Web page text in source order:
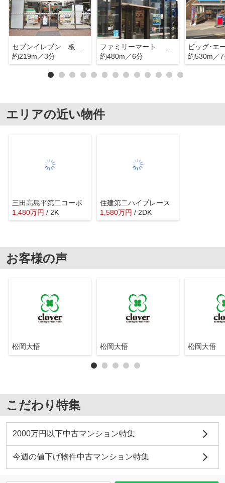
セブンイレブン 板橋東新町若木通り
約219m／3分
ファミリーマート 板橋東新町二丁目店
約480m／6分
ビッグ･エ
約530m／
エリアの近い物件
三田高島平第二コーポ
1,480万円 / 2K
住建第二ハイプレース
1,580万円 / 2DK
お客様の声
松岡大悟 松岡大悟 松岡大悟
こだわり特集
2000万円以下中古マンション特集
今週の値下げ物件中古マンション特集